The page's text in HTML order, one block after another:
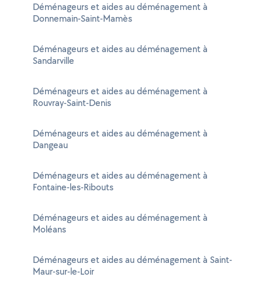
Déménageurs et aides au déménagement à
Donnemain-Saint-Mamès
Déménageurs et aides au déménagement à
Sandarville
Déménageurs et aides au déménagement à
Rouvray-Saint-Denis
Déménageurs et aides au déménagement à
Dangeau
Déménageurs et aides au déménagement à
Fontaine-les-Ribouts
Déménageurs et aides au déménagement à
Moléans
Déménageurs et aides au déménagement à Saint-
Maur-sur-le-Loir